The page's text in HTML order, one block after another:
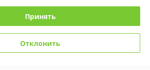
Принять
Отклонить